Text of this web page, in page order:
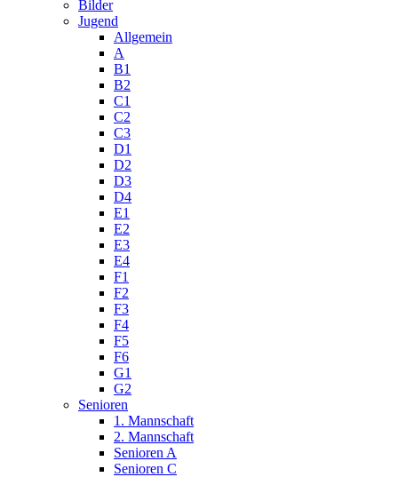
Bilder
Jugend
Allgemein
A
B1
B2
C1
C2
C3
D1
D2
D3
D4
E1
E2
E3
E4
F1
F2
F3
F4
F5
F6
G1
G2
Senioren
1. Mannschaft
2. Mannschaft
Senioren A
Senioren C